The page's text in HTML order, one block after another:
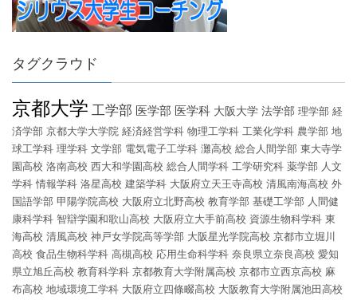
タグクラウド
京都大学 工学部 医学部 医学科 大阪大学 法学部 理学部 経
済学部 京都大学大学院 経済経営学科 物理工学科 工業化学科 農学部 地
球工学科 理学科 文学部 電気電子工学科 灘高校 総合人間学部 東大寺学
園高校 洛南高校 西大和学園高校 総合人間学科 工学研究科 薬学部 人文
学科 情報学科 洛星高校 建築学科 大阪府立天王寺高校 清風南海高校 外
国語学部 甲陽学院高校 大阪府立北野高校 教育学部 基礎工学部 人間健
康科学科 智辯学園和歌山高校 大阪府立大手前高校 資源生物科学科 東
海高校 清風高校 神戸女学院高等学部 大阪星光学院高校 京都市立堀川
高校 食品生物科学科 高槻高校 応用生命科学科 奈良県立奈良高校 愛知
県立旭丘高校 教育科学科 京都教育大学附属高校 京都市立西京高校 麻
布高校 地域環境工学科 大阪府立四條畷高校 大阪教育大学附属池田高校